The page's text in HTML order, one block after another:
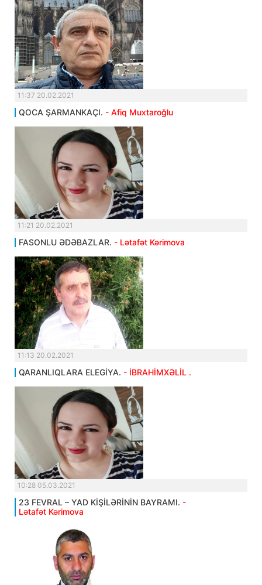
11:37 20.02.2021
QOCA ŞARMANKAÇI. - Afiq Muxtaroğlu
11:21 20.02.2021
FASONLU ƏDƏBAZLAR. - Lətafət Kərimova
11:13 20.02.2021
QARANLIQLARA ELEGİYA. - İBRAHİMXƏLİL .
10:28 05.03.2021
23 FEVRAL – YAD KİŞİLƏRİNİN BAYRAMI. -
Lətafət Kərimova